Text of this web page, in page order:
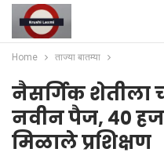
Home ताज्या बातम्या
नैसर्गिक शेतीला
नवीन पैज, ४०
मिळाले प्रशिक्षण